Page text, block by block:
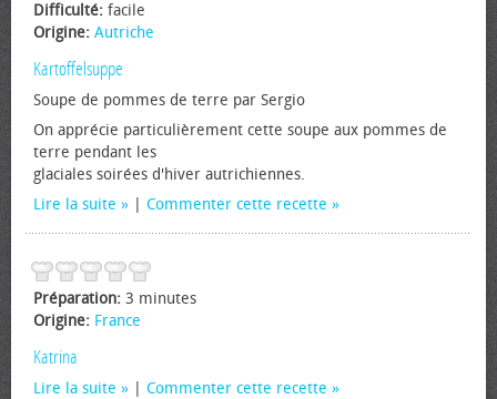
Difficulté: facile
Origine: Autriche
Kartoffelsuppe
Soupe de pommes de terre par Sergio
On apprécie particulièrement cette soupe aux pommes de
terre pendant les
glaciales soirées d'hiver autrichiennes.
Lire la suite
Commenter cette recette
Préparation: 3 minutes
Origine: France
Katrina
Lire la suite Commenter cette recette